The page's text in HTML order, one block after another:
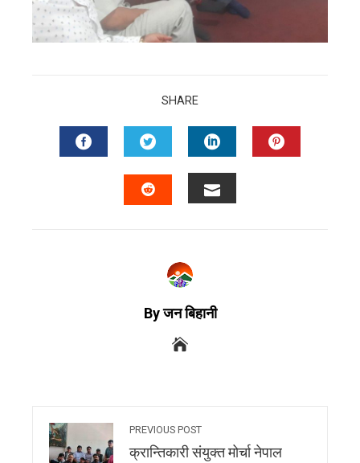
SHARE
By जन बिहानी
PREVIOUS POST
क्रान्तिकारी संयुक्त मोर्चा नेपाल